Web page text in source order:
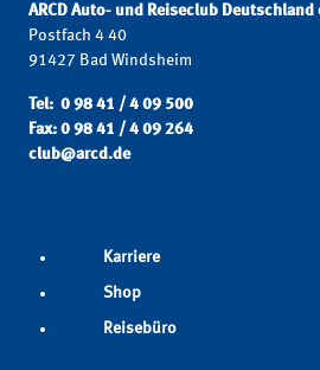
ARCD Auto- und Reiseclub Deutschland
Postfach 4 40
91427 Bad Windsheim
Tel: 0 98 41 / 4 09 500
Fax: 0 98 41 / 4 09 264
club@arcd.de
Karriere
Shop
Reisebüro